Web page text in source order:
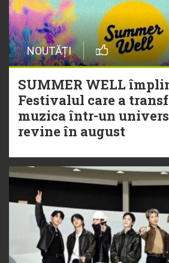
NOUTĂȚI
SUMMER WELL
Festivalul care a
muzica într-un
revine în august